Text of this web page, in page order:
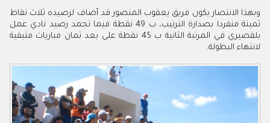
وبهذا الانتصار يكون فريق يعقوب المنصور قد أضاف لرصيده ثلاث نقاط
ثمينة منفردا بصدارة الترتيب، ب 49 نقطة فيما تجمد رصيد نادي عمل
بلقصيري في المرتبة الثانية ب 45 نقطة على بعد ثمان مباريات متبقية
لانتهاء البطولة.